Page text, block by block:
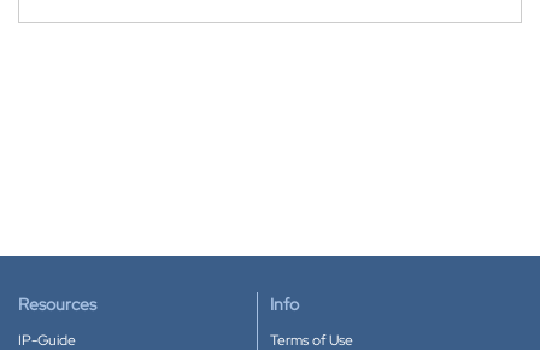
Resources
IP-Guide
Info
Terms of Use